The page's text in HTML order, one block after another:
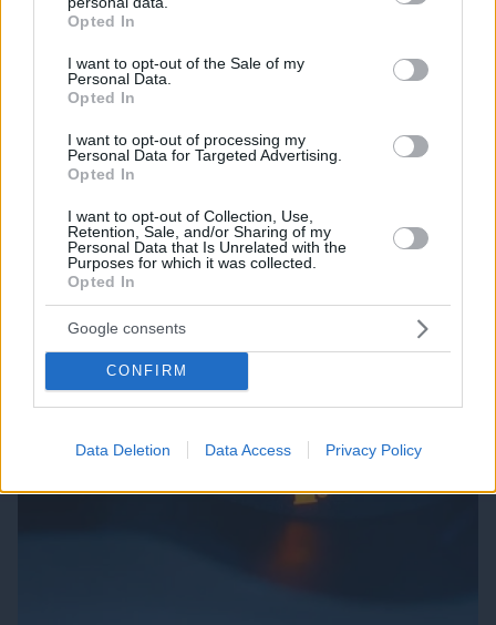
grant or deny consent to Google and its third-party tags to
use your data for below specified purposes in below Google
consent section.
Opted In
I want to opt-out of the Sale of my
Personal Data.
Opted In
I want to opt-out of processing my
Personal Data for Targeted Advertising.
Opted In
I want to opt-out of Collection, Use,
Retention, Sale, and/or Sharing of my
Personal Data that Is Unrelated with the
Purposes for which it was collected.
Opted In
Google consents
CONFIRM
Data Deletion Data Access Privacy Policy
Τα φρούτα που επιλέγουν 4 ενδοκρινολόγοι για
καλύτερο έλεγχο του σακχάρου – Το ένα μειώνει
το λίπος στην κοιλιά
06.08.2026, 08:01